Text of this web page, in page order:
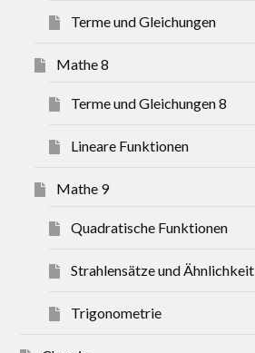
Terme und Gleichungen
Mathe 8
Terme und Gleichungen 8
Lineare Funktionen
Mathe 9
Quadratische Funktionen
Strahlensätze und Ähnlichkeit
Trigonometrie